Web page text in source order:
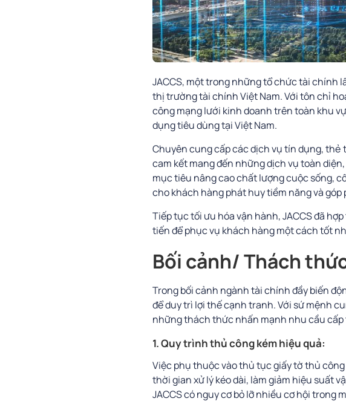
JACCS, một trong những tổ chức tài chính
thị trường tài chính Việt Nam. Với tôn chỉ
công mạng lưới kinh doanh trên toàn khu
dụng tiêu dùng tại Việt Nam.
Chuyên cung cấp các dịch vụ tín dụng, thẻ
cam kết mang đến những dịch vụ toàn
mục tiêu nâng cao chất lượng cuộc sống,
cho khách hàng phát huy tiềm năng và
Tiếp tục tối ưu hóa vận hành, JACCS đã
tiến để phục vụ khách hàng một cách tốt
Bối cảnh/ Thách
Trong bối cảnh ngành tài chính đầy biến
để duy trì lợi thế cạnh tranh. Với sứ mệnh
những thách thức nhấn mạnh nhu cầu
1. Quy trình thủ công kém hiệu quả:
Việc phụ thuộc vào thủ tục giấy tờ thủ
thời gian xử lý kéo dài, làm giảm hiệu suất
JACCS có nguy cơ bỏ lỡ nhiều cơ hội